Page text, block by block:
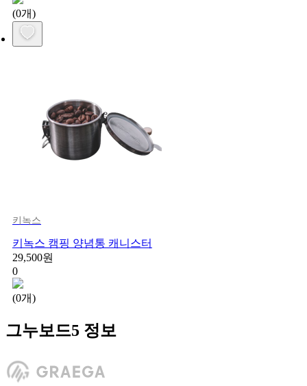
(0개)
키녹스
키녹스 캠핑 양념통 캐니스터
29,500원
0
(0개)
그누보드5 정보